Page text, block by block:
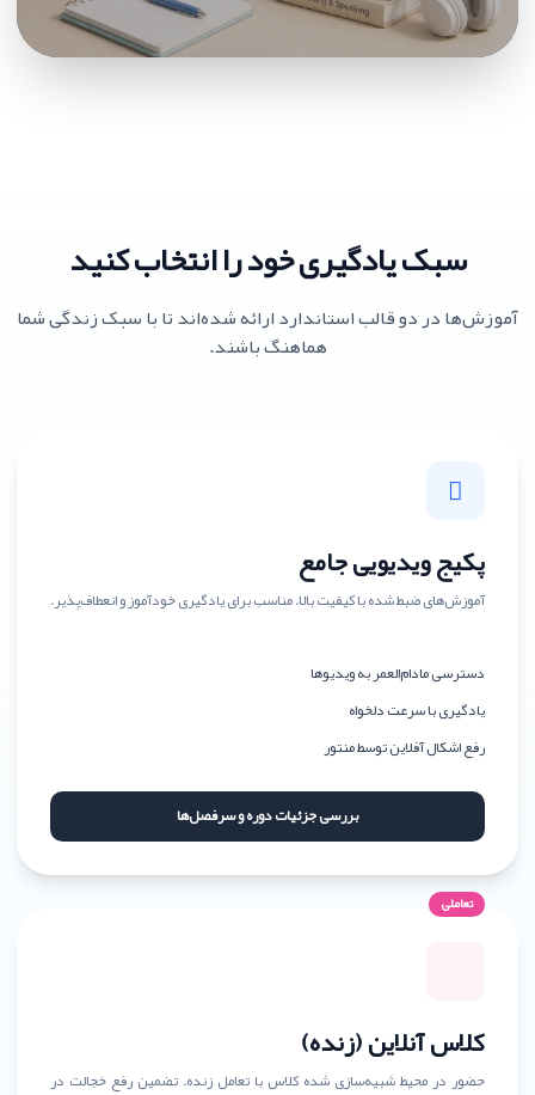
سبک یادگیری خود را انتخاب کنید
آموزش‌ها در دو قالب استاندارد ارائه شده‌اند تا با سبک زندگی شما
هماهنگ باشند.
پکیج ویدیویی جامع
آموزش‌های ضبط شده با کیفیت بالا. مناسب برای یادگیری خودآموز و انعطاف‌پذیر.
دسترسی مادام‌العمر به ویدیوها
یادگیری با سرعت دلخواه
رفع اشکال آفلاین توسط منتور
بررسی جزئیات دوره و سرفصل‌ها
تعاملی
کلاس آنلاین (زنده)
حضور در محیط شبیه‌سازی شده کلاس با تعامل زنده. تضمین رفع خجالت در